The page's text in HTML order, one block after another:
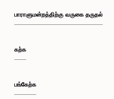
பாராளுமன்றத்திற்கு வருகை தருதல்
கற்க
பங்கேற்க